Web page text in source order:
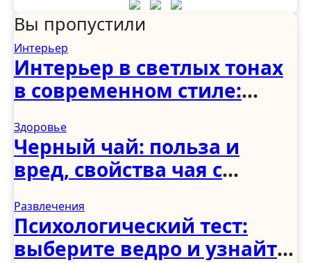
Вы пропустили
Интерьер
Интерьер в светлых тонах
в современном стиле:
прихожая и коридор
Здоровье
Черный чай: польза и
вред, свойства чая с
Развлечения
Психологический тест:
выберите ведро и узнайте,